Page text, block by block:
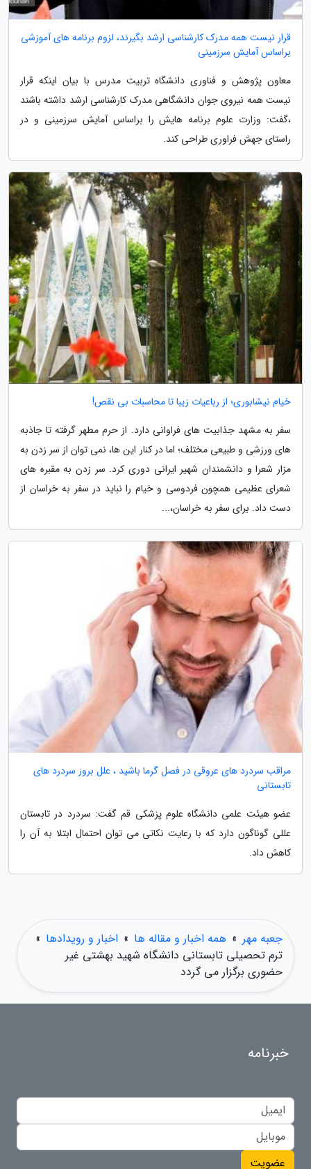
قرار نیست همه مدرک کارشناسی ارشد بگیرند، لزوم برنامه های آموزشی
براساس آمایش سرزمینی
معاون پژوهش و فناوری دانشگاه تربیت مدرس با بیان اینکه قرار
نیست همه نیروی جوان دانشگاهی مدرک کارشناسی ارشد داشته باشند
،گفت: وزارت علوم برنامه هایش را براساس آمایش سرزمینی و در
راستای جهش فراوری طراحی کند.
خیام نیشابوری؛ از رباعیات زیبا تا محاسبات بی نقص!
سفر به مشهد جذابیت های فراوانی دارد. از حرم مطهر گرفته تا جاذبه
های ورزشی و طبیعی مختلف؛ اما در کنار این ها، نمی توان از سر زدن به
مزار شعرا و دانشمندان شهیر ایرانی دوری کرد. سر زدن به مقبره های
شعرای عظیمی همچون فردوسی و خیام را نباید در سفر به خراسان از
دست داد. برای سفر به خراسان،...
مراقب سردرد های عروقی در فصل گرما باشید ، علل بروز سردرد های
تابستانی
عضو هیئت علمی دانشگاه علوم پزشکی قم گفت: سردرد در تابستان
عللی گوناگون دارد که با رعایت نکاتی می توان احتمال ابتلا به آن را
کاهش داد.
جعبه مهر » همه اخبار و مقاله ها » اخبار و رویدادها »
ترم تحصیلی تابستانی دانشگاه شهید بهشتی غیر
حضوری برگزار می گردد
خبرنامه
عضویت